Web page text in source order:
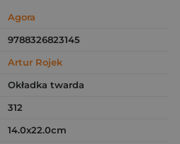
Agora
9788326823145
Artur Rojek
Okładka twarda
312
14.0x22.0cm